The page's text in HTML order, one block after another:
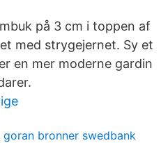
på 3 cm i toppen af
med strygejernet. Sy et
en mer moderne gardin
goran bronner swedbank